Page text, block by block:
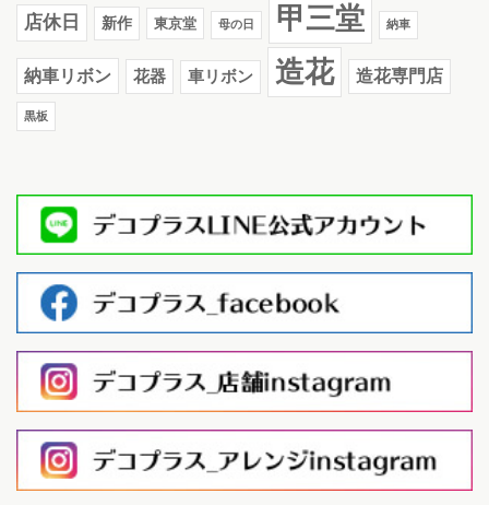
店休日 新作 東京堂 母の日 甲三堂 納車
納車リボン 花器 車リボン 造花 造花専門店
黒板